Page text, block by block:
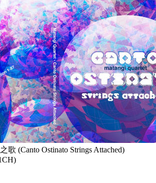
歌 (Canto Ostinato Strings Attached)